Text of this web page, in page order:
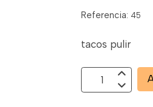
Referencia: 45
tacos pulir